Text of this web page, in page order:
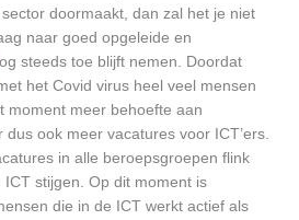
doormaakt, dan zal het je niet
naar goed opgeleide en
steeds toe blijft nemen. Doordat
het Covid virus heel veel mensen
moment meer behoefte aan
ook meer vacatures voor ICT’ers.
in alle beroepsgroepen flink
stijgen. Op dit moment is
die in de ICT werkt actief als